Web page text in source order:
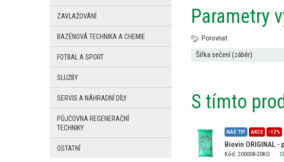
Parametry
Porovnat
Šířka sečení (záběr):
S tímto
NÁŠ TIP AKCE -12%
Biovin ORIGINAL -
Kód: 200008-20KG
ZAVLAŽOVÁNÍ
BAZÉNOVÁ TECHNIKA A CHEMIE
FOTBAL A SPORT
SLUŽBY
SERVIS A NÁHRADNÍ DÍLY
PŮJČOVNA REGENERAČNÍ
TECHNIKY
OSTATNÍ